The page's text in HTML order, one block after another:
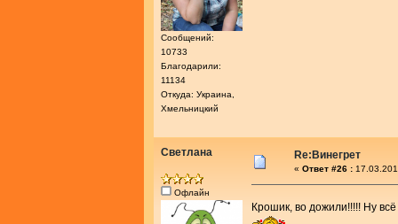
Сообщений:
10733
Благодарили:
11134
Откуда: Украина,
Хмельницкий
Светлана
Офлайн
Re:Винегрет
« Ответ #26 :
Крошик, во дожили!!!!! Ну